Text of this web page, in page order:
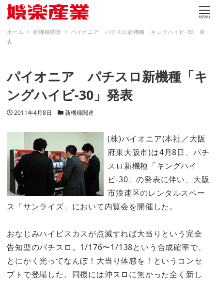
MENU
ホーム 新機種関連
パイオニア パチスロ新機種「キングハイビ-30」発
表
パイオニア パチスロ新機種「キ
ングハイビ-30」発表
投稿日
2011年4月8日 カテゴリー
新機種関連
(株)パイオニア(本社／大阪
府東大阪市)は4月8日、パチ
スロ新機種「キングハイ
ビ-30」の発表に伴い、大阪
市浪速区のレンタルスペー
ス「サンライズ」において内覧会を開催した。
おなじみハイビスカスが点滅すれば大当りという完全
告知型のパチスロ。1/176〜1/138という合成確率で、
とにかく光ってなんぼ！大当り体感を！というコンセ
プトで登場した。同機には沖スロに無かった全く新し